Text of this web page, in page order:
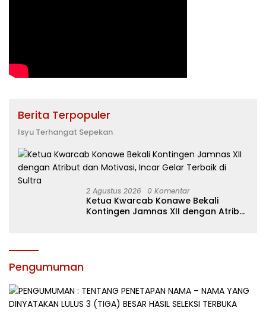
Berita Terpopuler
Isyu Terhangat Sepekan
2 Agustus 2026 0 Komentar
Ketua Kwarcab Konawe Bekali
Kontingen Jamnas XII dengan Atribut
Pengumuman